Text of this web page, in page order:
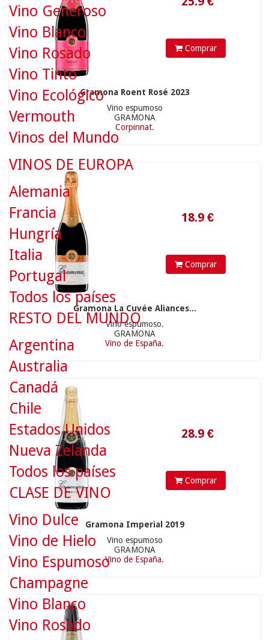
Comprar
Gramona Roent Rosé 2023
Vino espumoso
GRAMONA
Corpinnat.
Comprar
Gramona La Cuvée Aliances...
Vino espumoso.
GRAMONA
Vino de España.
Comprar
Gramona Imperial 2019
Vino espumoso
GRAMONA
Vino de España.
39.9
Vino Generoso
Vino Blanco
Vino Rosado
Vino Tinto
Vino Ecológico
Vermouth
Vinos del Mundo
VINOS DE EUROPA
Alemania
Francia
Hungría
Italia
Portugal
Todos los países
RESTO DEL MUNDO
Argentina
Australia
Canadá
Chile
Estados Unidos
Nueva Zelanda
Todos los países
CLASE DE VINO
Vino Dulce
Vino de Hielo
Vino Espumoso
Champagne
Vino Blanco
Vino Rosado